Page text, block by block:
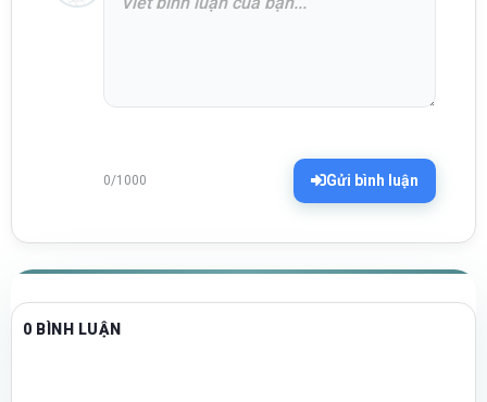
0/1000 Gửi bình luận
0 BÌNH LUẬN